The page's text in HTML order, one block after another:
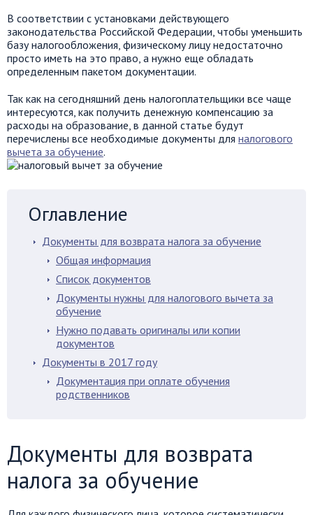
В соответствии с установками действующего
законодательства Российской Федерации, чтобы уменьшить
базу налогообложения, физическому лицу недостаточно
просто иметь на это право, а нужно еще обладать
определенным пакетом документации.
Так как на сегодняшний день налогоплательщики все чаще
интересуются, как получить денежную компенсацию за
расходы на образование, в данной статье будут
перечислены все необходимые документы для налогового
вычета за обучение.
Оглавление
Документы для возврата налога за обучение
Общая информация
Список документов
Документы нужны для налогового вычета за
обучение
Нужно подавать оригиналы или копии
документов
Документы в 2017 году
Документация при оплате обучения
родственников
Документы для возврата
налога за обучение